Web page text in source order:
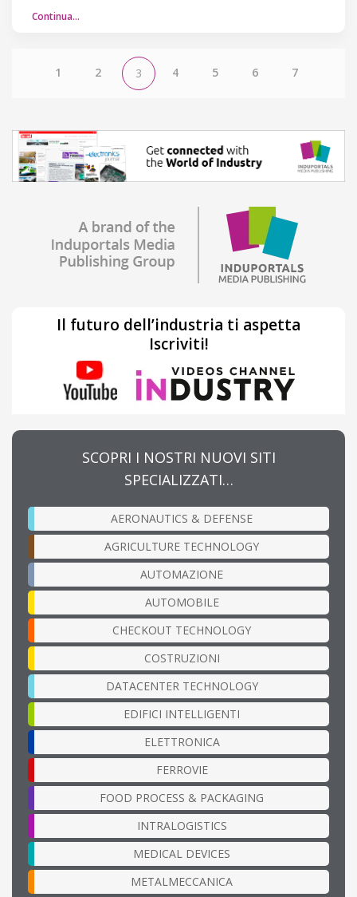
Continua…
1 2 3 4 5 6 7
Il futuro dell’industria ti aspetta
Iscriviti!
SCOPRI I NOSTRI NUOVI SITI
SPECIALIZZATI…
AERONAUTICS & DEFENSE
AGRICULTURE TECHNOLOGY
AUTOMAZIONE
AUTOMOBILE
CHECKOUT TECHNOLOGY
COSTRUZIONI
DATACENTER TECHNOLOGY
EDIFICI INTELLIGENTI
ELETTRONICA
FERROVIE
FOOD PROCESS & PACKAGING
INTRALOGISTICS
MEDICAL DEVICES
METALMECCANICA